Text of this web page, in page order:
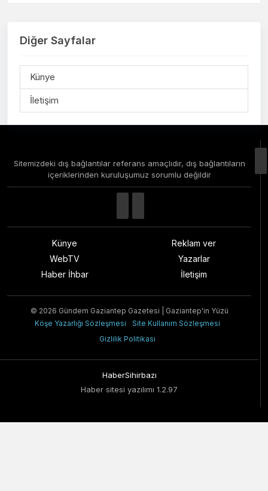
Diğer Sayfalar
Künye
İletişim
Sitemizdeki dış bağlantılar referans amaçlıdır, dış bağlantıların
içeriklerinden kuruluşumuz sorumlu değildir
Künye
WebTV
Haber İhbar
Reklam ver
Yazarlar
İletişim
© 2026 Gündem Gaziantep Gazetesi | Gaziantep'in Yüzü
Köşe Yazarlığı Sözleşmesi
Site Kullanım Sözleşmesi
Gizlilik Politikası
HaberSihirbazı
Haber sitesi yazılımı 1.2.97